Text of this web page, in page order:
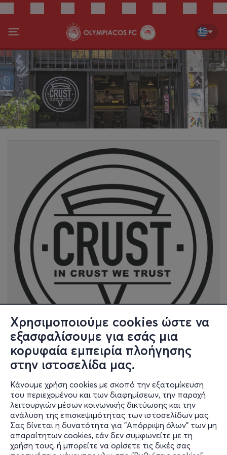
Χρησιμοποιούμε cookies ώστε να
εξασφαλίσουμε για εσάς μια
κορυφαία εμπειρία πλοήγησης
στην ιστοσελίδα μας.
Κάνουμε χρήση cookies με σκοπό την εξατομίκευση
του περιεχομένου και των διαφημίσεων, την παροχή
λειτουργιών μέσων κοινωνικής δικτύωσης και την
ανάλυση της επισκεψιμότητας των ιστοσελίδων μας.
Σας δίνεται η δυνατότητα για "Απόρριψη όλων" των μη
απαραίτητων cookies, εάν δεν συμφωνείτε με τη
χρήση τους, ή μπορείτε να ορίσετε τις δικές σας
Πρωτογένους 13, Τ.Κ 105 54 , Ψυρρή
Ο ΧΩΡΟΣ
CRUST